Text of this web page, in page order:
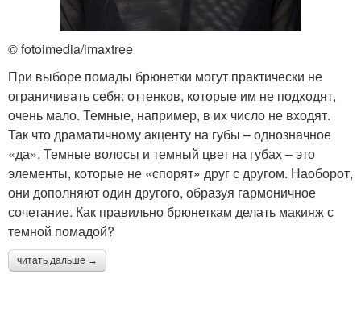
© fotoimedia/imaxtree
При выборе помады брюнетки могут практически не
ограничивать себя: оттенков, которые им не подходят,
очень мало. Темные, например, в их число не входят.
Так что драматичному акценту на губы – однозначное
«да». Темные волосы и темный цвет на губах – это
элементы, которые не «спорят» друг с другом. Наоборот,
они дополняют один другого, образуя гармоничное
сочетание. Как правильно брюнеткам делать макияж с
темной помадой?
читать дальше →